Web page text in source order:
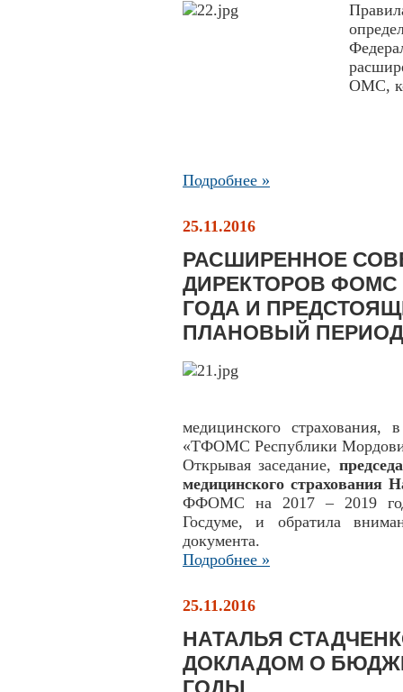
ОМС,
Подробнее »
25.11.2016
РАСШИРЕННОЕ
ДИРЕКТОРОВ ФОМС
ГОДА И
ПЛАНОВЫЙ ПЕРИОД
медицинского
«ТФОМС Республики
Открывая заседание,
медицинского страхования
ФФОМС на 2017 – 2019
Госдуме, и обратила
документа.
Подробнее »
25.11.2016
НАТАЛЬЯ
ДОКЛАДОМ О